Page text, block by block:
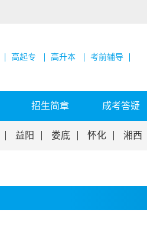
高起专 高升本 考前辅导
招生简章 成考答疑
益阳 娄底 怀化 湘西